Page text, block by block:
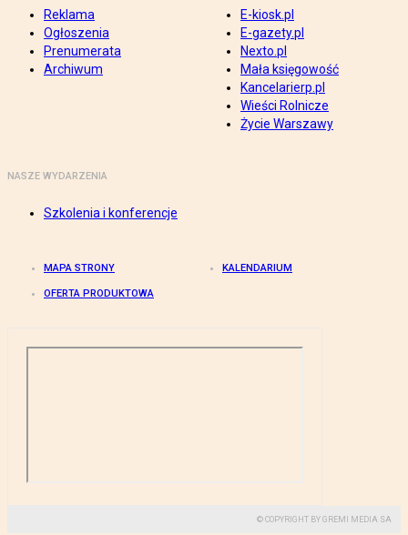
Reklama
Ogłoszenia
Prenumerata
Archiwum
E-kiosk.pl
E-gazety.pl
Nexto.pl
Mała księgowość
Kancelarierp.pl
Wieści Rolnicze
Życie Warszawy
NASZE WYDARZENIA
Szkolenia i konferencje
MAPA STRONY KALENDARIUM
OFERTA PRODUKTOWA
© COPYRIGHT BY GREMI MEDIA SA